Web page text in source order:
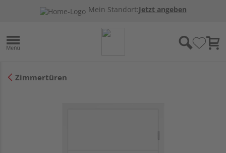
Mein Standort:Jetzt angeben
Zimmertüren